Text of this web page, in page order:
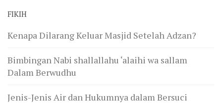
FIKIH
Kenapa Dilarang Keluar Masjid Setelah Adzan?
Bimbingan Nabi shallallahu ‘alaihi wa sallam
Dalam Berwudhu
Jenis-Jenis Air dan Hukumnya dalam Bersuci